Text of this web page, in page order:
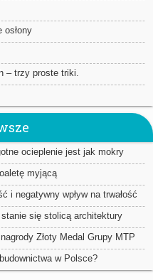
osłony
– trzy proste triki.
ocieplenie jest jak mokry
myjącą
i negatywny wpływ na trwałość
się stolicą architektury
Złoty Medal Grupy MTP
w Polsce?